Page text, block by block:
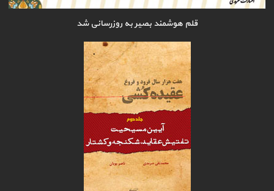
قلم هوشمند بصیر به روزرسانی شد